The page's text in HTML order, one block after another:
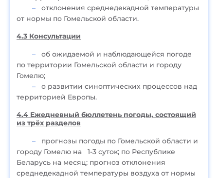
отклонения среднедекадной температуры
от нормы по Гомельской области.
4.3 Консультации
об ожидаемой и наблюдающейся погоде
по территории Гомельской области и городу
Гомелю;
о развитии синоптических процессов над
территорией Европы.
4.4 Ежедневный бюллетень погоды, состоящий
из трёх разделов
прогнозы погоды по Гомельской области и
городу Гомелю на 1-3 суток; по Республике
Беларусь на месяц; прогноз отклонения
среднедекадной температуры воздуха от нормы